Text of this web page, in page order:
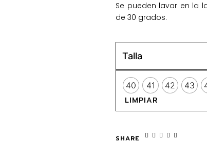
Se pueden lavar en la
de 30 grados.
Talla
40 41 42 43
LIMPIAR
SHARE